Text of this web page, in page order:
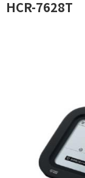
HCR-7628T